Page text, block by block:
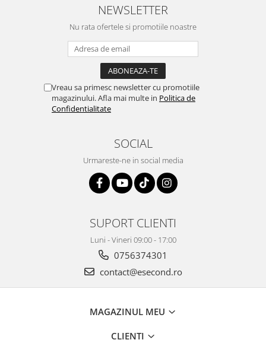
Retelistica & Supraveghere
Servere, Componente & UPS
Telecomenzi garaj
Camere video si sport
NEWSLETTER
Nu rata ofertele si promotiile noastre
Vreau sa primesc newsletter cu promotiile
magazinului. Afla mai multe in Politica de
Confidentialitate
SOCIAL
Urmareste-ne in social media
SUPORT CLIENTI
Luni - Vineri 09:00 - 17:00
0756374301
contact@esecond.ro
MAGAZINUL MEU
CLIENTI